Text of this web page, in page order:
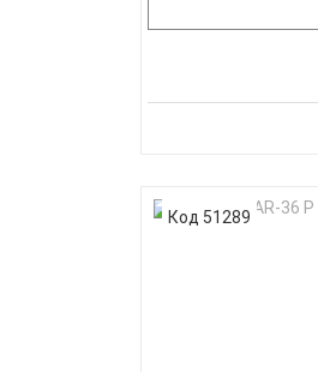
Код 51289